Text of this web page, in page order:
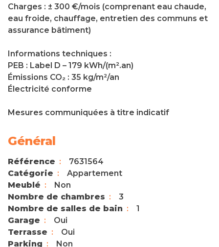
Charges : ± 300 €/mois (comprenant eau chaude,
eau froide, chauffage, entretien des communs et
assurance bâtiment)
Informations techniques :
PEB : Label D – 179 kWh/(m².an)
Émissions CO₂ : 35 kg/m²/an
Électricité conforme
Mesures communiquées à titre indicatif
Général
Référence
7631564
Catégorie
Appartement
Meublé
Non
Nombre de chambres
3
Nombre de salles de bain
1
Garage
Oui
Terrasse
Oui
Parking
Non